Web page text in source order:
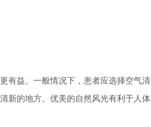
益。一般情况下，患者应选择空气清
新的地方。优美的自然风光有利于人体